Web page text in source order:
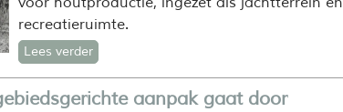
recreatieruimte.
Lees verder
aanpak gaat door